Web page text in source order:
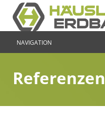
Referenzen